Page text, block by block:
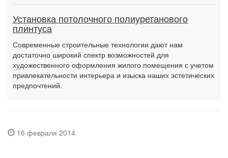
Установка потолочного полиуретанового
плинтуса
Современные строительные технологии дают нам
достаточно широкий спектр возможностей для
художественного оформления жилого помещения с учетом
привлекательности интерьера и изыска наших эстетических
предпочтений.
16 февраля 2014